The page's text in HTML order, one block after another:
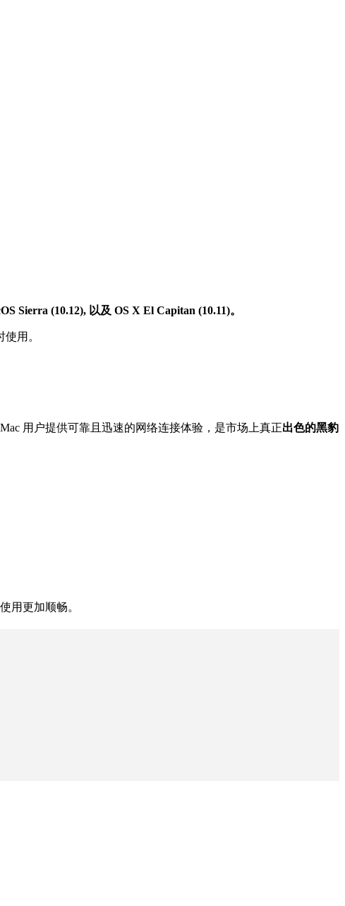
Sierra (10.12), 以及 OS X El Capitan (10.11)。
用。
用户提供可靠且迅速的网络连接体验，是市场上真正出色的黑豹
用更加顺畅。